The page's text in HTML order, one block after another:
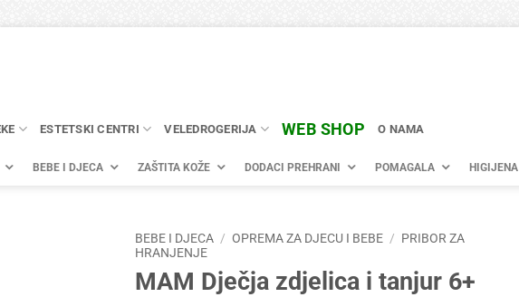
ESTETSKI CENTRI VELEDROGERIJA WEB SHOP O NAMA
BEBE I DJECA ZAŠTITA KOŽE DODACI PREHRANI POMAGALA HIGIJENA
BEBE I DJECA / OPREMA ZA DJECU I BEBE / PRIBOR ZA
HRANJENJE
MAM Dječja zdjelica i tanjur 6+